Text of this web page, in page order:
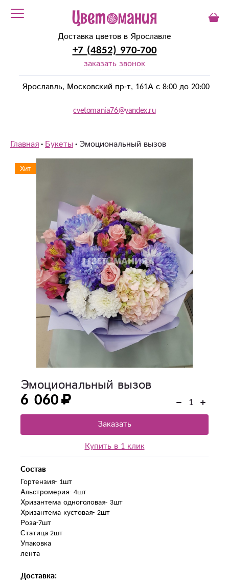
Доставка цветов в Ярославле
+7 (4852) 970-700
заказать звонок
Ярославль, Московский пр-т, 161А с 8:00 до 20:00
cvetomania76@yandex.ru
Главная Букеты Эмоциональный вызов
Хит
Эмоциональный вызов
6 060
Заказать
Купить в 1 клик
Состав
Гортензия- 1шт
Альстромерия- 4шт
Хризантема одноголовая- 3шт
Хризантема кустовая- 2шт
Роза-7шт
Статица-2шт
Упаковка
лента
Доставка: